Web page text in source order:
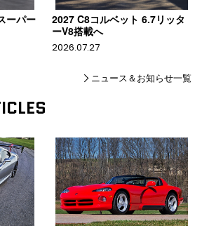
ーパー
2027 C8コルベット 6.7リッタ
ーV8搭載へ
2026.07.27
ニュース＆お知らせ一覧